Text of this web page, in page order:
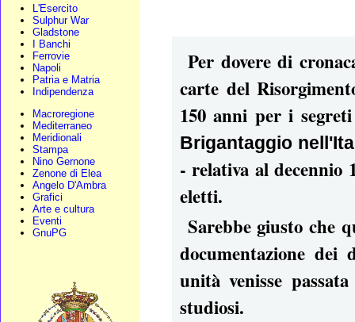
L'Esercito
Sulphur War
Gladstone
I Banchi
Ferrovie
Napoli
Patria e Matria
Indipendenza
Macroregione
Mediterraneo
Meridionali
Stampa
Nino Gernone
Zenone di Elea
Angelo D'Ambra
Grafici
Arte e cultura
Eventi
GnuPG
Per dovere di
carte del
150 anni per i
Brigantaggio
- relativa al decennio
eletti.
Sarebbe giusto che
documentazione
unità venisse
studiosi.